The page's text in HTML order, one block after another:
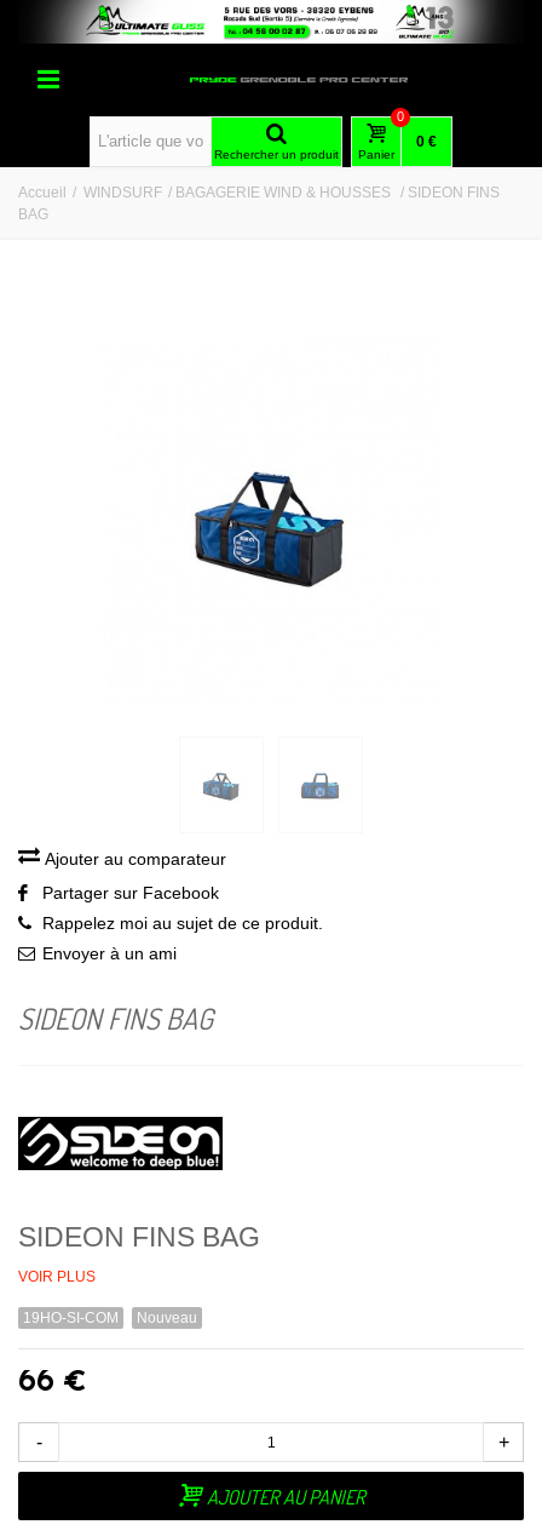
Rechercher un produit Panier
0
0 €
Accueil / WINDSURF / BAGAGERIE WIND & HOUSSES / SIDEON FINS
BAG
Ajouter au comparateur
Partager sur Facebook
Rappelez moi au sujet de ce produit.
Envoyer à un ami
SIDEON FINS BAG
SIDEON FINS BAG
VOIR PLUS
19HO-SI-COM Nouveau
66 €
- +
AJOUTER AU PANIER